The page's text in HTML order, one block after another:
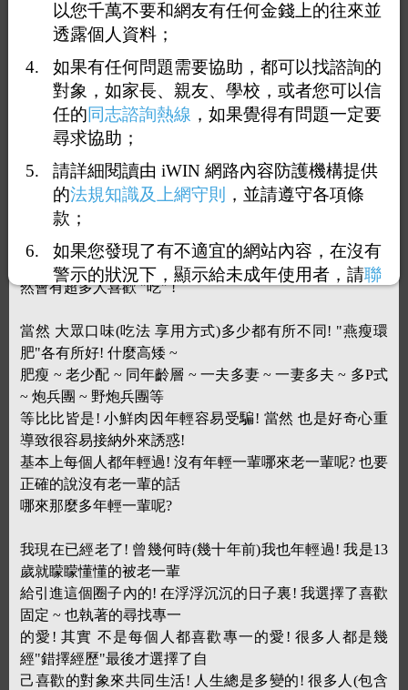
<< 1 ... 7
回覆81：幾十年前我也年輕過
2023-08-03 23:53:09
小鮮肉 一直以來不止是中老年人才喜歡! 只要是鮮嫩就自
然會有超多人喜歡 "吃" !
當然 大眾口味(吃法 享用方式)多少都有所不同! "燕瘦環
肥"各有所好! 什麼高矮 ~
肥瘦 ~ 老少配 ~ 同年齡層 ~ 一夫多妻 ~ 一妻多夫 ~ 多P式
~ 炮兵團 ~ 野炮兵團等
等比比皆是! 小鮮肉因年輕容易受騙! 當然 也是好奇心重
導致很容易接納外來誘惑!
基本上每個人都年輕過! 沒有年輕一輩哪來老一輩呢? 也要
正確的說沒有老一輩的話
哪來那麼多年輕一輩呢?
我現在已經老了! 曾幾何時(幾十年前)我也年輕過! 我是13
歲就矇矇懂懂的被老一輩
給引進這個圈子內的! 在浮浮沉沉的日子裏! 我選擇了喜歡
固定 ~ 也執著的尋找專一
的愛! 其實 不是每個人都喜歡專一的愛! 很多人都是幾
經"錯擇經歷"最後才選擇了自
己喜歡的對象來共同生活! 人生總是多變的! 很多人(包含
以您千萬不要和網友有任何金錢上的往來並
透露個人資料；
如果有任何問題需要協助，都可以找諮詢的
對象，如家長、親友、學校，或者您可以信
任的同志諮詢熱線 ，如果覺得有問題一定要
尋求協助；
請詳細閱讀由 iWIN 網路內容防護機構提供
的法規知識及上網守則
，並請遵守各項條
款；
如果您發現了有不適宜的網站內容，在沒有
警示的狀況下，顯示給未成年使用者，請聯
絡我們，謝謝您的合作。